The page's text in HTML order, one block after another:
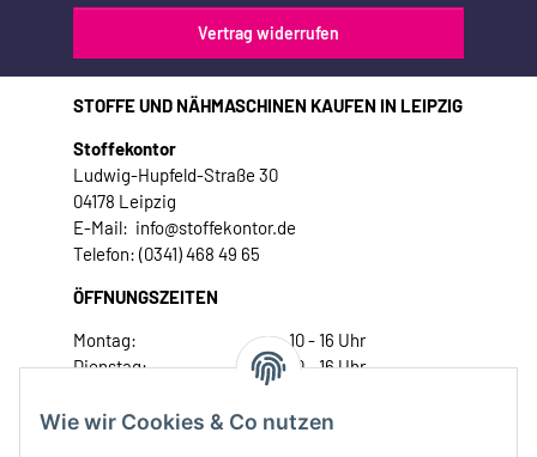
Wie wir Cookies & Co nutzen
Vertrag widerrufen
STOFFE UND NÄHMASCHINEN KAUFEN IN LEIPZIG
Stoffekontor
Ludwig-Hupfeld-Straße 30
04178 Leipzig
E-Mail: info@stoffekontor.de
Telefon: (0341) 468 49 65
ÖFFNUNGSZEITEN
Montag:
10 - 16 Uhr
Dienstag:
10 - 16 Uhr
Donnerstag:
10 - 18 Uhr